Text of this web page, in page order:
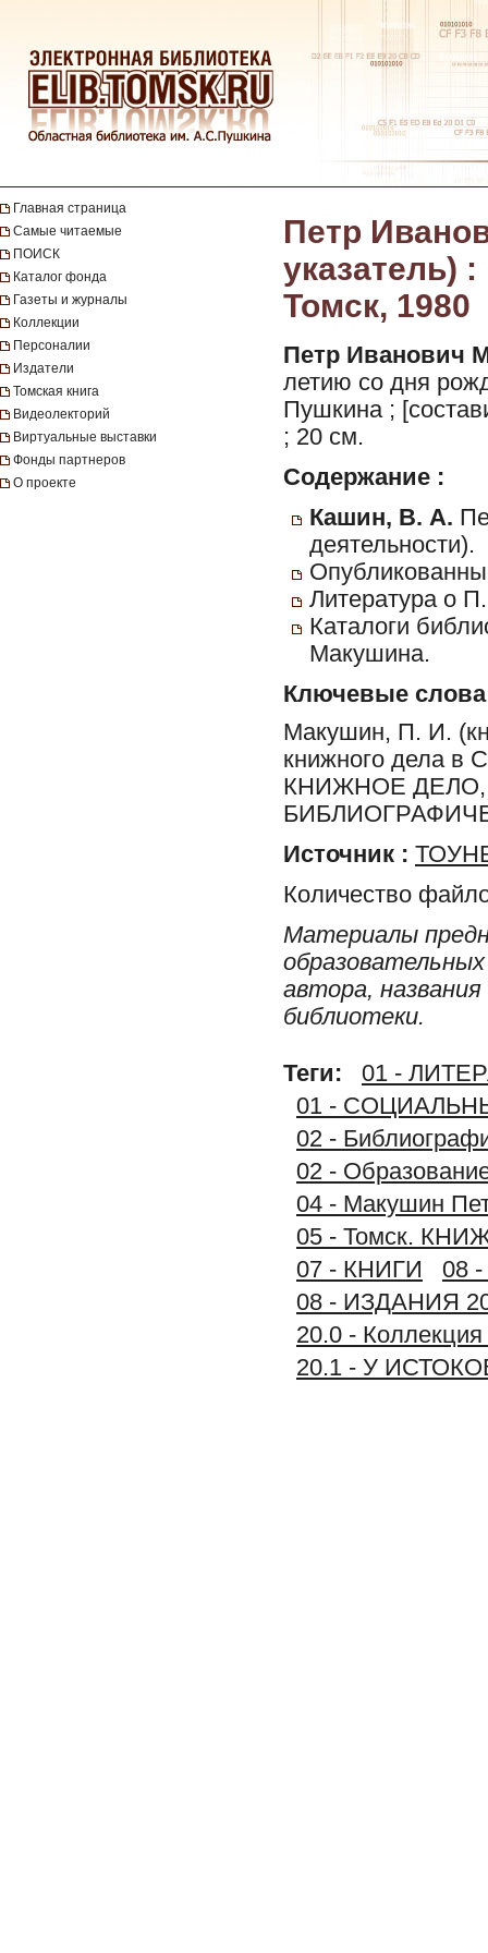
Главная страница
Самые читаемые
ПОИСК
Каталог фонда
Газеты и журналы
Коллекции
Персоналии
Издатели
Томская книга
Видеолекторий
Виртуальные выставки
Фонды партнеров
О проекте
Петр
указатель)
Томск, 1980
Петр Иванович
летию со дня
Пушкина ;
; 20 см.
Содержание :
Кашин, В. А.
деятельности).
Литература о
Каталоги
Макушина.
Ключевые слова
Макушин, П. И.
книжного дела
КНИЖНОЕ
Источник :
Количество
Материалы
автора,
библиотеки.
Теги:
01 -
01 -
02 -
02 -
04 - Макушин
05 - Томск.
07 - КНИГИ
08 -
08 - ИЗДАНИЯ
20.0 -
20.1 - У